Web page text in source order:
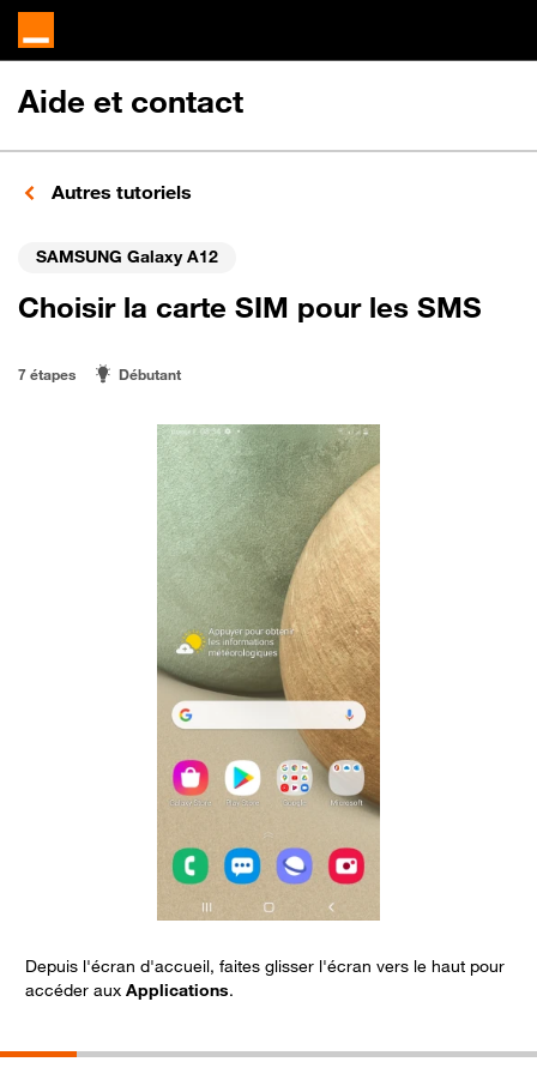
Aide et contact
Autres tutoriels
SAMSUNG Galaxy A12
Choisir la carte SIM pour les SMS
7 étapes Débutant
Depuis l'écran d'accueil, faites glisser l'écran vers le haut pour
accéder aux Applications.